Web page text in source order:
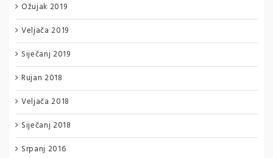
Ožujak 2019
Veljača 2019
Siječanj 2019
Rujan 2018
Veljača 2018
Siječanj 2018
Srpanj 2016